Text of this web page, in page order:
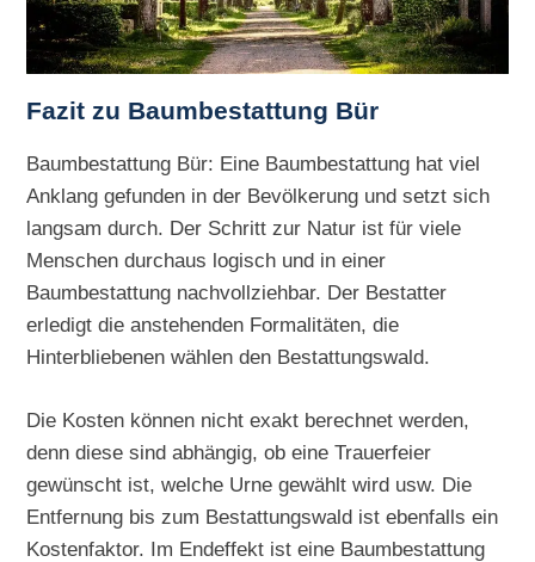
Fazit zu Baumbestattung Bür
Baumbestattung Bür: Eine Baumbestattung hat viel
Anklang gefunden in der Bevölkerung und setzt sich
langsam durch. Der Schritt zur Natur ist für viele
Menschen durchaus logisch und in einer
Baumbestattung nachvollziehbar. Der Bestatter
erledigt die anstehenden Formalitäten, die
Hinterbliebenen wählen den Bestattungswald.
Die Kosten können nicht exakt berechnet werden,
denn diese sind abhängig, ob eine Trauerfeier
gewünscht ist, welche Urne gewählt wird usw. Die
Entfernung bis zum Bestattungswald ist ebenfalls ein
Kostenfaktor. Im Endeffekt ist eine Baumbestattung